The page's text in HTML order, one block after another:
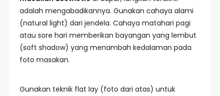
adalah mengabadikannya. Gunakan cahaya alami
(natural light) dari jendela. Cahaya matahari pagi
atau sore hari memberikan bayangan yang lembut
(soft shadow) yang menambah kedalaman pada
foto masakan.
Gunakan teknik flat lay (foto dari atas) untuk